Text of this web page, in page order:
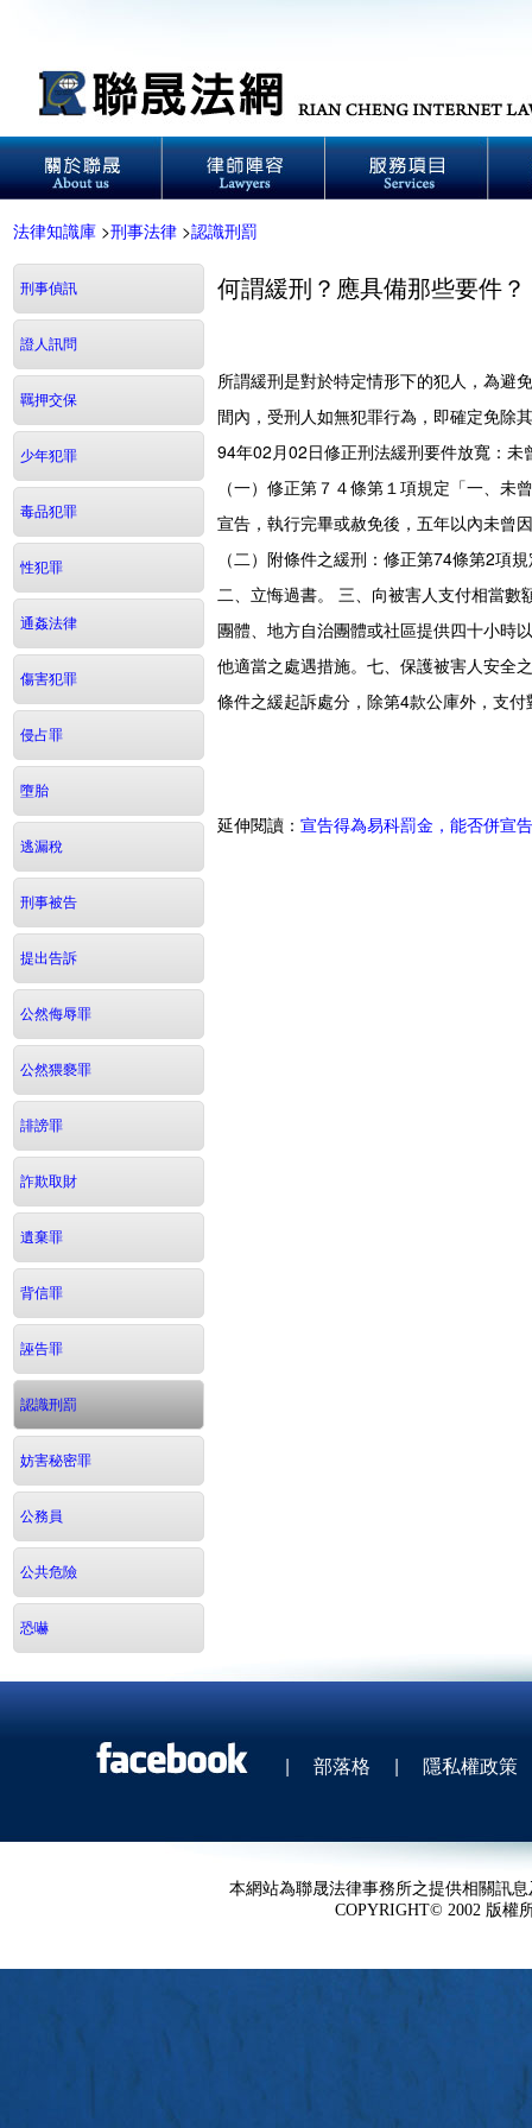
法律知識庫 >刑事法律 >認識刑罰
刑事偵訊
證人訊問
羈押交保
少年犯罪
毒品犯罪
性犯罪
通姦法律
傷害犯罪
侵占罪
墮胎
逃漏稅
刑事被告
提出告訴
公然侮辱罪
公然猥褻罪
誹謗罪
詐欺取財
遺棄罪
背信罪
誣告罪
認識刑罰
妨害秘密罪
公務員
公共危險
恐嚇
何謂緩刑？應具備那些要件？
所謂緩刑是對於特定情形下的犯人，為避
間內，受刑人如無犯罪行為，即確定免除
94年02月02日修正刑法緩刑要件放寬：
（一）修正第７４條第１項規定「一、
宣告，執行完畢或赦免後，五年以內未曾
（二）附條件之緩刑：修正第74條第2項
二、立悔過書。 三、向被害人支付相當
團體、地方自治團體或社區提供四十小時
他適當之處遇措施。七、保護被害人安全
條件之緩起訴處分，除第4款公庫外，支
延伸閱讀： 宣告得為易科罰金，能否併宣
| 部落格 | 隱私權政策
本網站為聯晟法律事務所之提供相關訊
COPYRIGHT© 2002 版權